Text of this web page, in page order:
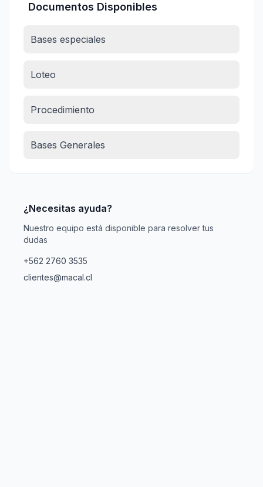
Documentos Disponibles
Bases especiales
Loteo
Procedimiento
Bases Generales
¿Necesitas ayuda?
Nuestro equipo está disponible para resolver tus
dudas
+562 2760 3535
clientes@macal.cl